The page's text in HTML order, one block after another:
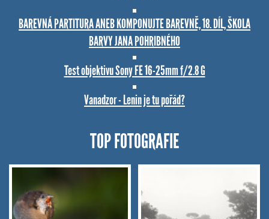
BAREVNÁ PARTITURA ANEB KOMPONUJTE BAREVNĚ, 18. DÍL, ŠKOLA
BARVY JANA POHRIBNÉHO
Test objektivu Sony FE 16-25mm f/2.8 G
Vanadzor - Lenin je tu pořád?
TOP FOTOGRAFIE